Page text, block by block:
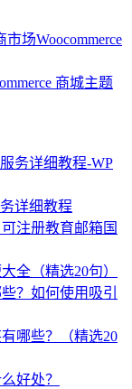
场Woocommerce
商城主题
详细教程
注册教育邮箱国
全（精选20句）
？如何使用吸引
哪些？（精选20
好处？